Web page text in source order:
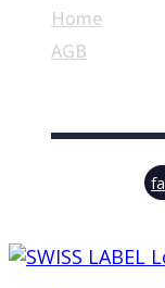
Home
AGB
© Swiss